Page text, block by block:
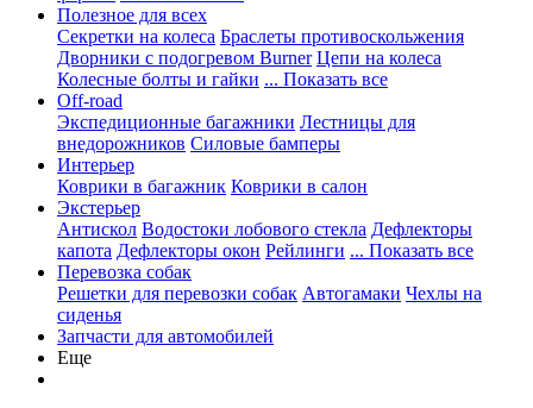
Полезное для всех
Секретки на колеса Браслеты противоскольжения
Дворники с подогревом Burner Цепи на колеса
Колесные болты и гайки ... Показать все
Off-road
Экспедиционные багажники Лестницы для
внедорожников Силовые бамперы
Интерьер
Коврики в багажник Коврики в салон
Экстерьер
Антискол Водостоки лобового стекла Дефлекторы
капота Дефлекторы окон Рейлинги ... Показать все
Перевозка собак
Решетки для перевозки собак Автогамаки Чехлы на
сиденья
Запчасти для автомобилей
Еще